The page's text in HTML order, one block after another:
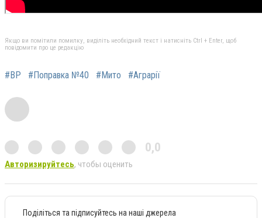
Якщо ви помітили помилку, виділіть необхідний текст і натисніть Ctrl + Enter, щоб
повідомити про це редакцію
#ВР #Поправка №40 #Мито #Аграрії
0,0
Авторизируйтесь, чтобы оценить
Поділіться та підписуйтесь на наші джерела